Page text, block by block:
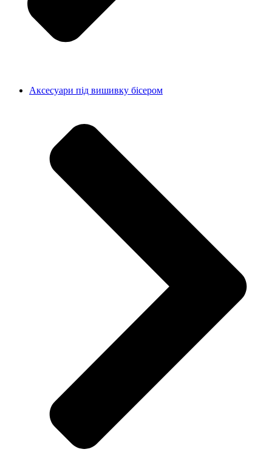
Аксесуари під вишивку бісером